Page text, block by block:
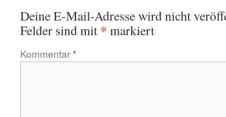
Deine E-Mail-Adresse wird nicht
Felder sind mit * markiert
Kommentar*